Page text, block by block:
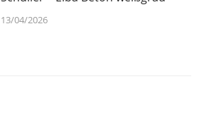
13/04/2026